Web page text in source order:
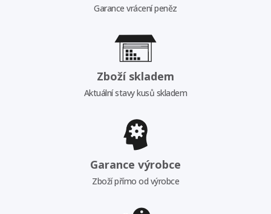
Garance vrácení peněz
Zboží skladem
Aktuální stavy kusů skladem
Garance výrobce
Zboží přímo od výrobce